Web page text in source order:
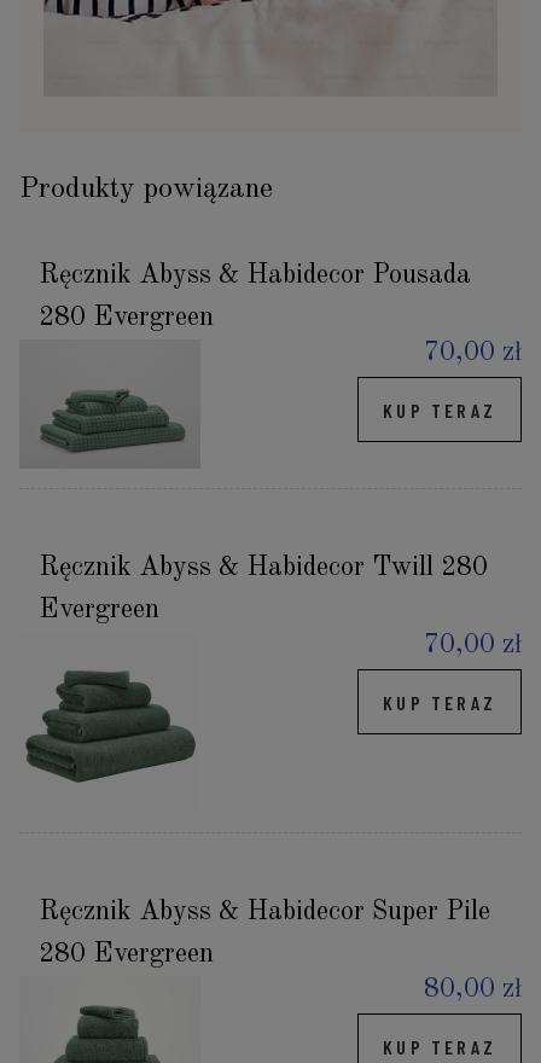
Produkty powiązane
Ręcznik Abyss & Habidecor Pousada
280 Evergreen
70,00 zł
KUP TERAZ
Ręcznik Abyss & Habidecor Twill 280
Evergreen
70,00 zł
KUP TERAZ
Ręcznik Abyss & Habidecor Super Pile
280 Evergreen
80,00 zł
KUP TERAZ